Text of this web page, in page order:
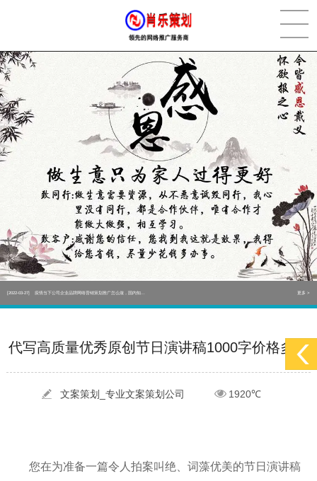
[2022-05-29] 实体门店如何做网络推广吸引客户，实体店网络营销技巧... 更多 >
[2022-05-04] 污水处理设备厂家产品如何做网络推广（污水处理项目网... 更多 >
[2022-03-27] 疫情当下公司企业品牌网络营销策划推广怎么做，国内知... 更多 >
[2022-05-29] 实体门店如何做网络推广吸引客户，实体店网络营销技巧...
更多 >
疫情当下公司企业品牌网络营销策划推广怎么做，国内知...
代写高质量优秀原创节日演讲稿1000字价格多少
文案策划_专业文案策划公司 1920℃
您在为准备一篇令人拍案叫绝、词藻优美的节日演讲稿